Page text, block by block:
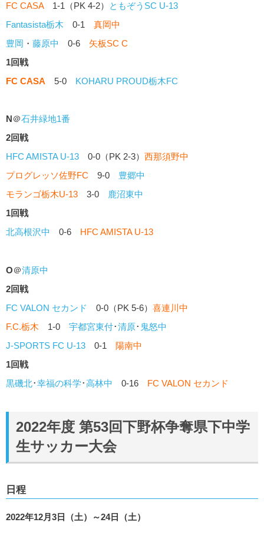
FC CASA1-1（PK 4-2）
ともぞうSC U-13
Fantasista栃木 0-1 真岡中
豊岡 ・ 藤原中 0-6 矢板SC C
1回戦
FC CASA 5-0 KOHARU PROUD栃木FC
N ＠石井緑地1番
2回戦
HFC AMISTA U-13 0-0（PK 2-3） 西那須野中
プログレッソ佐野FC 9-0 豊郷中
モランゴ栃木U-13
3-0 鹿沼東中
1回戦
北高根沢中
0-6 HFC AMISTA U-13
O＠清原中
2回戦
FC VALON セカンド
0-0（PK 5-6） 喜連川中
F.C.栃木
1-0 宇都宮東付･清原･ 鬼怒中
J-SPORTS FC U-13 0-1 陽南中
1回戦
黒磯北･幸福の科学･高林中 0-16 FC VALON セカンド
2022年度 第53回下野杯争奪県下中学
生サッカー大会
日程
2022年12月3日（土）～24日（土）